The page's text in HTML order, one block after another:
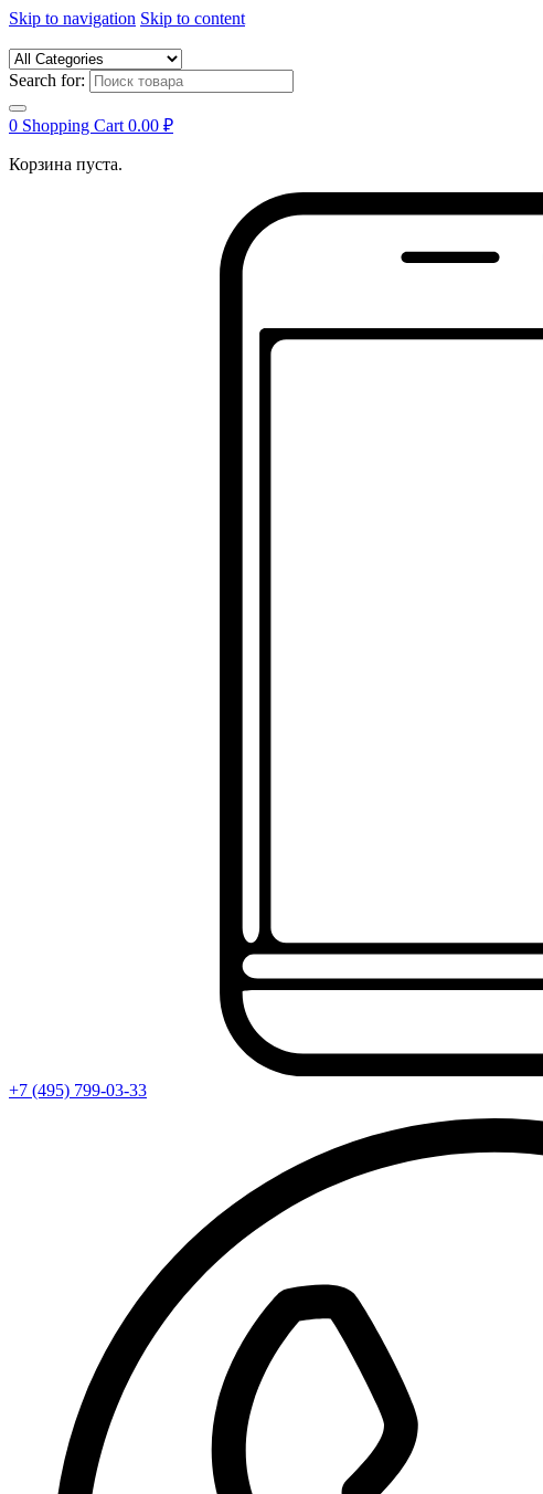
Skip to navigation Skip to content
Search for:
0 Shopping Cart 0.00 ₽
Корзина пуста.
+7 (495) 799-03-33